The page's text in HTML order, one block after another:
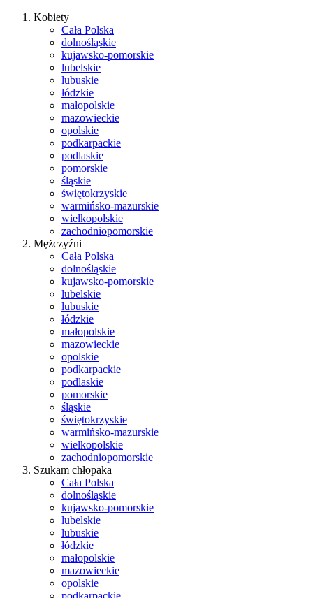
Kobiety
Cała Polska
dolnośląskie
kujawsko-pomorskie
lubelskie
lubuskie
łódzkie
małopolskie
mazowieckie
opolskie
podkarpackie
podlaskie
pomorskie
śląskie
świętokrzyskie
warmińsko-mazurskie
wielkopolskie
zachodniopomorskie
Mężczyźni
Cała Polska
dolnośląskie
kujawsko-pomorskie
lubelskie
lubuskie
łódzkie
małopolskie
mazowieckie
opolskie
podkarpackie
podlaskie
pomorskie
śląskie
świętokrzyskie
warmińsko-mazurskie
wielkopolskie
zachodniopomorskie
Szukam chłopaka
Cała Polska
dolnośląskie
kujawsko-pomorskie
lubelskie
lubuskie
łódzkie
małopolskie
mazowieckie
opolskie
podkarpackie